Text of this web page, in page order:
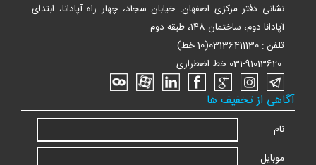
نشانی دفتر مرکزی اصفهان: خیابان سجاد، چهار راه آپادانا، ابتدای
آپادانا دوم، ساختمان 148، طبقه دوم
تلفن : 03136411130(10 خط)
آگاهی از تخفیف ها
نام
موبایل